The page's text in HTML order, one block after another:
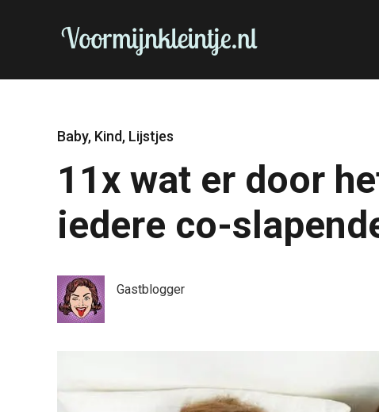
Baby, Kind, Lijstjes
11x wat er door
iedere co-
Gastblogger